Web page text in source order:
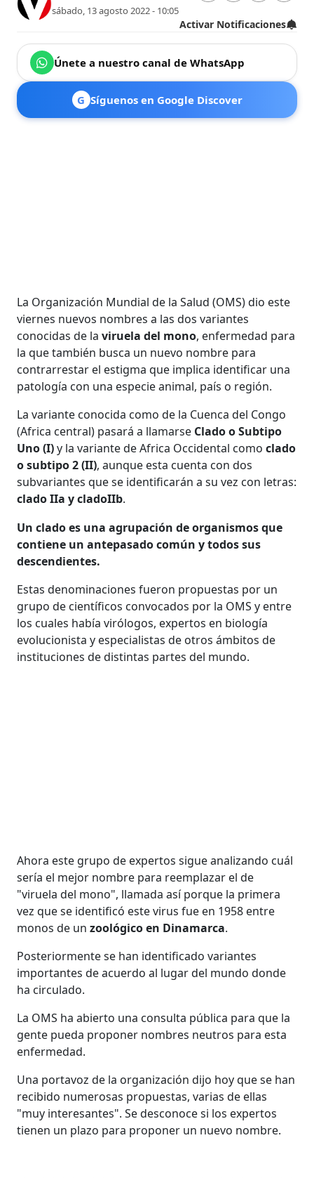
sábado, 13 agosto 2022 - 10:05
Activar Notificaciones
Únete a nuestro canal de WhatsApp
G Síguenos en Google Discover
La Organización Mundial de la Salud (OMS) dio este
viernes nuevos nombres a las dos variantes
conocidas de laviruela del mono, enfermedad para
la que también busca un nuevo nombre para
contrarrestar el estigma que implica identificar una
patología con una especie animal, país o región.
La variante conocida como de la Cuenca del Congo
(Africa central) pasará a llamarse Clado o Subtipo
Uno (I)y la variante de Africa Occidental como clado
o subtipo 2 (II), aunque esta cuenta con dos
subvariantes que se identificarán a su vez con letras:
clado IIa y cladoIIb.
Un clado es una agrupación de organismos que
contiene un antepasado común y todos sus
descendientes.
Estas denominaciones fueron propuestas por un
grupo de científicos convocados por la OMS y entre
los cuales había virólogos, expertos en biología
evolucionista y especialistas de otros ámbitos de
instituciones de distintas partes del mundo.
Ahora este grupo de expertos sigue analizando cuál
sería el mejor nombre para reemplazar el de
"viruela del mono", llamada así porque la primera
vez que se identificó este virus fue en 1958 entre
monos de unzoológico en Dinamarca.
Posteriormente se han identificado variantes
importantes de acuerdo al lugar del mundo donde
ha circulado.
La OMS ha abierto una consulta pública para que la
gente pueda proponer nombres neutros para esta
enfermedad.
Una portavoz de la organización dijo hoy que se han
recibido numerosas propuestas, varias de ellas
"muy interesantes". Se desconoce si los expertos
tienen un plazo para proponer un nuevo nombre.